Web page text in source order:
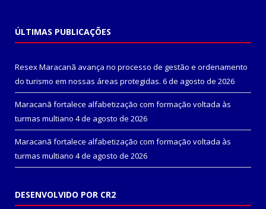
ÚLTIMAS PUBLICAÇÕES
Resex Maracanã avança no processo de gestão e ordenamento
do turismo em nossas áreas protegidas. 6 de agosto de 2026
Maracanã fortalece alfabetização com formação voltada às
turmas multiano 4 de agosto de 2026
Maracanã fortalece alfabetização com formação voltada às
turmas multiano 4 de agosto de 2026
DESENVOLVIDO POR CR2